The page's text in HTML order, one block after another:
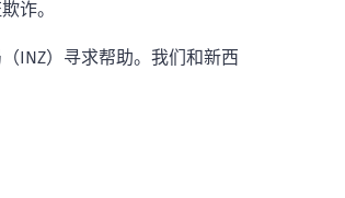
诈。
INZ）寻求帮助。我们和新西